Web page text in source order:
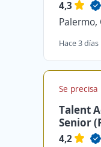
4,3
Hace 3 días
Se
Talent
Senior
4,2